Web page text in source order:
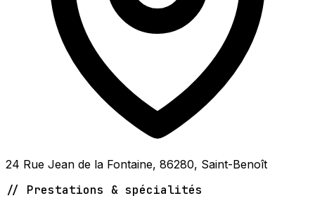
24 Rue Jean de la Fontaine, 86280, Saint-Benoît
// Prestations & spécialités